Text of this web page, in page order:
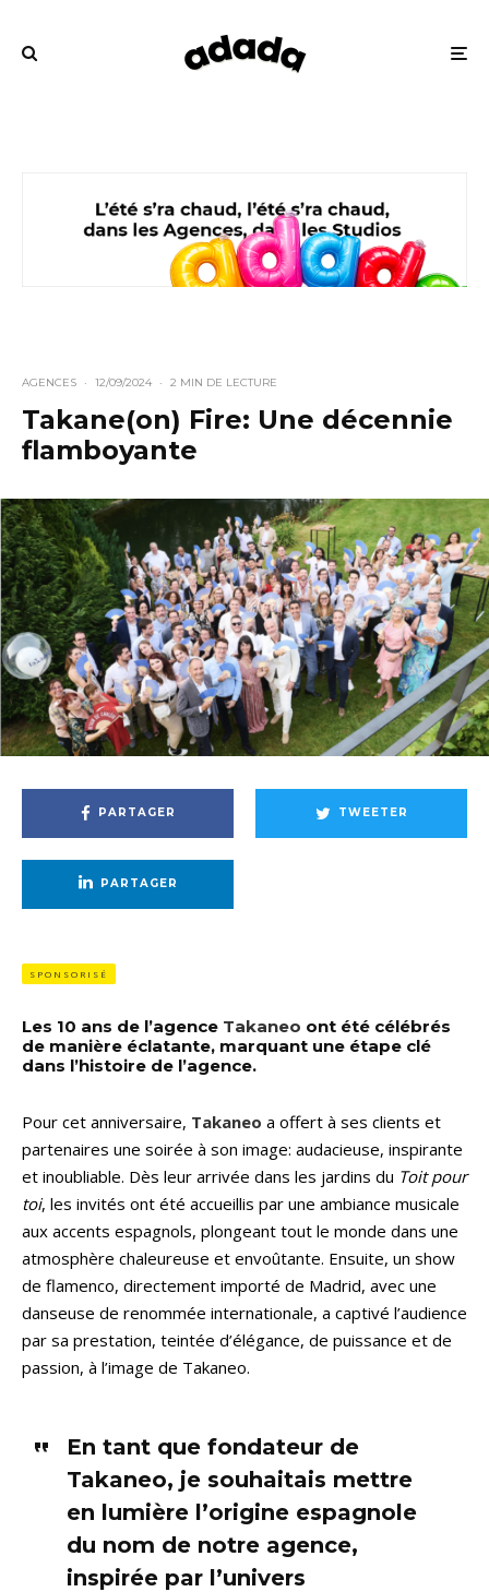
AGENCES · 12/09/2024 · 2 MIN DE LECTURE
Takane(on) Fire: Une décennie
flamboyante
PARTAGER TWEETER
PARTAGER
SPONSORISÉ
Les 10 ans de l’agence Takaneo ont été célébrés
de manière éclatante, marquant une étape clé
dans l’histoire de l’agence.
Pour cet anniversaire, Takaneo a offert à ses clients et
partenaires une soirée à son image: audacieuse, inspirante
et inoubliable. Dès leur arrivée dans les jardins du Toit pour
toi, les invités ont été accueillis par une ambiance musicale
aux accents espagnols, plongeant tout le monde dans une
atmosphère chaleureuse et envoûtante. Ensuite, un show
de flamenco, directement importé de Madrid, avec une
danseuse de renommée internationale, a captivé l’audience
par sa prestation, teintée d’élégance, de puissance et de
passion, à l’image de Takaneo.
En tant que fondateur de
Takaneo, je souhaitais mettre
en lumière l’origine espagnole
du nom de notre agence,
inspirée par l’univers